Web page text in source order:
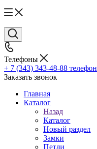
Телефоны
+ 7 (343) 343-48-88 телефон
Заказать звонок
Главная
Каталог
Назад
Каталог
Новый раздел
Замки
Петли